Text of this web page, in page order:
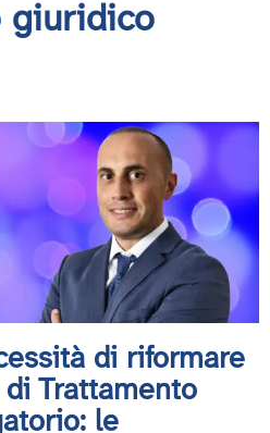
giuridico
di riformare
Trattamento
le